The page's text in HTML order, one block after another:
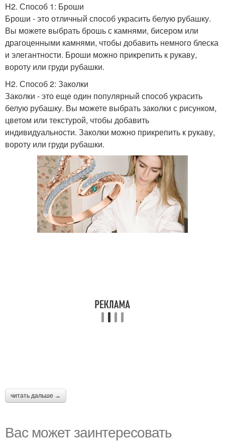
H2. Способ 1: Броши
Броши - это отличный способ украсить белую рубашку.
Вы можете выбрать брошь с камнями, бисером или
драгоценными камнями, чтобы добавить немного блеска
и элегантности. Броши можно прикрепить к рукаву,
вороту или груди рубашки.
H2. Способ 2: Заколки
Заколки - это еще один популярный способ украсить
белую рубашку. Вы можете выбрать заколки с рисунком,
цветом или текстурой, чтобы добавить
индивидуальности. Заколки можно прикрепить к рукаву,
вороту или груди рубашки.
читать дальше →
Вас может заинтересовать